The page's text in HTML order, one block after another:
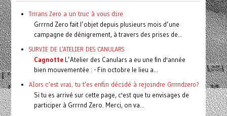
Trrrans Zero a un truc à vous dire
Grrrnd Zero fait l’objet depuis plusieurs mois d’une
campagne de dénigrement, à travers des prises de...
SURVIE DE L'ATELIER DES CANULARS
CagnotteL’Atelier des Canulars a eu une fin d'année
bien mouvementée : - Fin octobre le lieu a...
Alors c'est vrai, tu t'es enfin décidé à rejoindre Grrrndzero?
Si tu es arrivé sur cette page, c'est que tu envisages de
participer à Grrrnd Zero. Merci, on va...